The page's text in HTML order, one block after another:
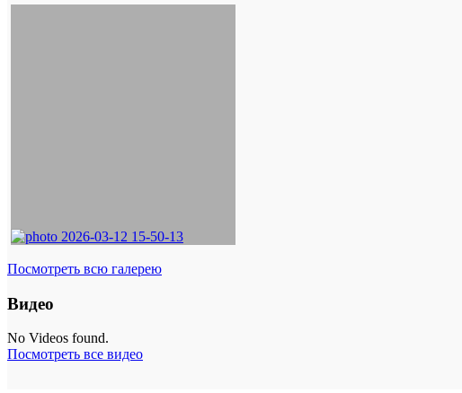
Посмотреть всю галерею
Видео
No Videos found.
Посмотреть все видео